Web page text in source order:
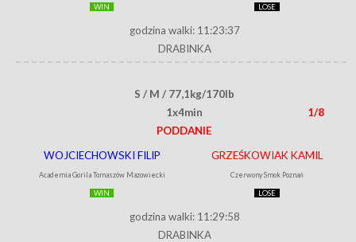
WIN LOSE
godzina walki: 11:23:37
DRABINKA
S / M / 77,1kg/170lb
1x4min
1/8
PODDANIE
WOJCIECHOWSKI FILIP
Academia Gorila Tomaszów Mazowiecki
WIN
GRZEŚKOWIAK KAMIL
Czerwony Smok Poznań
LOSE
godzina walki: 11:29:58
DRABINKA